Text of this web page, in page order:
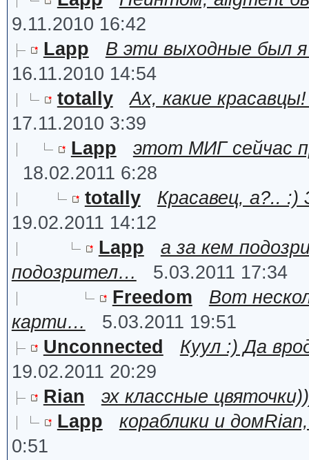
9.11.2010 16:42
Lapp
В эти выходные был
16.11.2010 14:54
totally
Ах, какие
17.11.2010 3:39
Lapp
этот МИГ сейчас
18.02.2011 6:28
totally
Красавец, а?..
19.02.2011 14:12
Lapp
а за кем
подозрител…
5.03.2011 17:34
Freedom
Вот
карти…
5.03.2011 19:51
Unconnected
Куул :) Да
19.02.2011 20:29
Rian
эх классные
Lapp
кораблики и
0:51